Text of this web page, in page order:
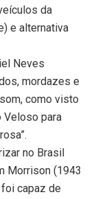
da
e alternativa
Neves
mordazes e
como visto
Veloso para
no Brasil
Morrison (1943
capaz de